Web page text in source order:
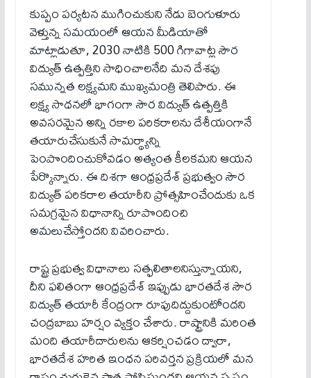
కుప్పం ప‌ర్య‌ట‌న ముగించుకుని నేడు బెంగుళూరు
వెళ్తున్న స‌మ‌యంలో ఆయ‌న మీడియాతో
మాట్లాడుతూ, 2030 నాటికి 500 గిగావాట్ల సౌర
విద్యుత్ ఉత్పత్తిని సాధించాలనేది మన దేశపు
సమున్నత లక్ష్యమని ముఖ్యమంత్రి తెలిపారు. ఈ
లక్ష్య సాధనలో భాగంగా సౌర విద్యుత్ ఉత్పత్తికి
అవసరమైన అన్ని రకాల పరికరాలను దేశీయంగానే
తయారుచేసుకునే సామర్థ్యాన్ని
పెంపొందించుకోవడం అత్యంత కీలకమని ఆయన
పేర్కొన్నారు. ఈ దిశగా ఆంధ్రప్రదేశ్ ప్రభుత్వం సౌర
విద్యుత్ పరికరాల తయారీని ప్రోత్సహించేందుకు ఒక
సమగ్రమైన విధానాన్ని రూపొందించి
అమలుచేస్తోందని వివరించారు.
రాష్ట్ర ప్రభుత్వ విధానాలు సత్ఫలితాలనిస్తున్నాయని,
దీని ఫలితంగా ఆంధ్రప్రదేశ్ ఇప్పుడు భారతదేశ సౌర
విద్యుత్ తయారీ కేంద్రంగా రూపుదిద్దుకుంటోందని
చంద్రబాబు హర్షం వ్యక్తం చేశారు. రాష్ట్రానికి మరింత
మంది తయారీదారులను ఆకర్షించడం ద్వారా,
భారతదేశ హరిత ఇంధన పరివర్తన ప్రక్రియలో మన